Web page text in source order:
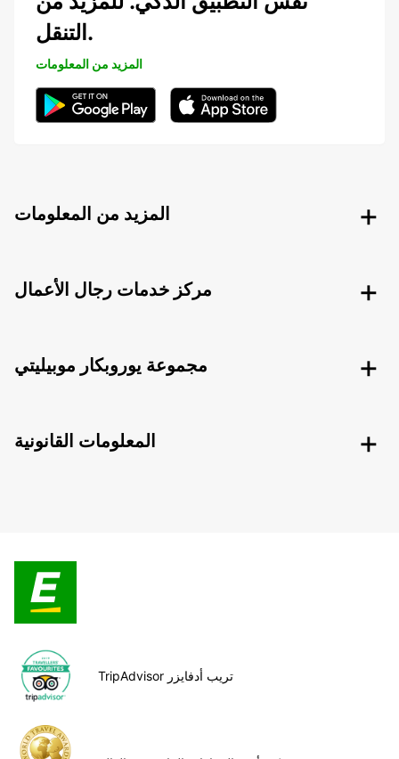
التنقل.
المزيد من المعلومات
المزيد من المعلومات
مركز خدمات رجال الأعمال
مجموعة يوروبكار موبيليتي
المعلومات القانونية
TripAdvisor تريب أدفايزر